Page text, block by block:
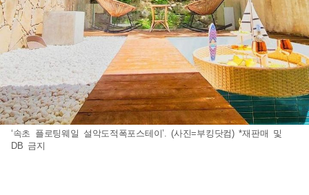
‘속초 플로팅웨일 설악도적폭포스테이’. (사진=부킹닷컴) *재판매 및
DB 금지